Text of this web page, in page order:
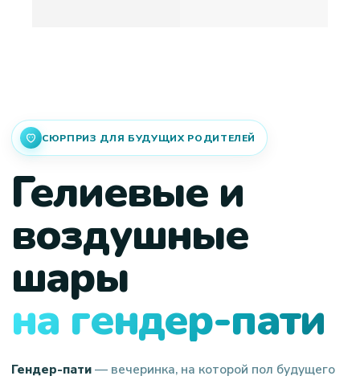
СЮРПРИЗ ДЛЯ БУДУЩИХ РОДИТЕЛЕЙ
Гелиевые и
воздушные
шары
на гендер-пати
Гендер-пати— вечеринка, на которой пол будущего